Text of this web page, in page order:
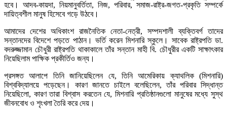
হবে। আদব-কায়দা, নিয়মানুবর্তিতা, নিজ, পরিবার, সমাজ-রাষ্ট্র-জগত-প্রকৃতি সম্পর্কে
দায়িত্বশীল মানুষ হিসেবে গড়ে উঠবে।
আমাদের দেশের অধিকাংশ রাজনৈতিক নেতা-নেত্রী, সম্পদশালী ব্যক্তিবর্গ তাদের
সন্তানদের বিদেশে পড়তে পাঠান। ভর্তি করেন মিশনারি স্কুলে। সাবেক রাষ্ট্রপতি ডা.
বদরুজ্জামান চৌধুরী রাষ্ট্রপতি থাকাকালে তাঁর সন্তান মাহী বি. চৌধুরীর একটি সাক্ষাৎকার
নিয়েছিলাম পাক্ষিক প্রকীর্তিও জন্য।
প্রসঙ্গত আলাপে তিনি জানিয়েছিলেন যে, তিনি আমেরিকায় ক্যাথলিক (মিশনারি)
বিশ্ববিদ্যালয়ে পড়েছেন। কারণ জানতে চাইলে বলেছিলেন, তাঁর পরিবার সিদ্ধান্ত
নিয়েছিলো, কারণ তারা বিশ্বাস করতেন যে, মিশনারি প্রতিষ্ঠানগুলো মানুষের মধ্যে সুস্থ
জীবনবোধ ও শৃংখলা তৈরি করে দেয়।